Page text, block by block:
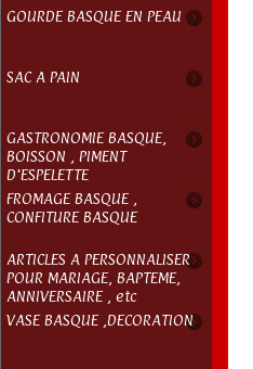
GOURDE BASQUE EN PEAU
SAC A PAIN
GASTRONOMIE BASQUE,
BOISSON , PIMENT
D'ESPELETTE
FROMAGE BASQUE ,
CONFITURE BASQUE
ARTICLES A PERSONNALISER
POUR MARIAGE, BAPTEME,
ANNIVERSAIRE , etc
VASE BASQUE ,DECORATION